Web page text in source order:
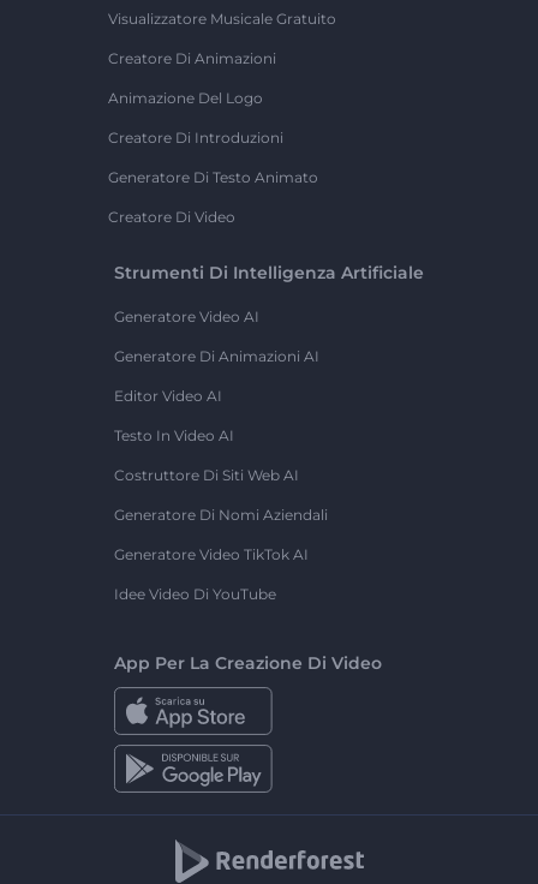
Visualizzatore Musicale Gratuito
Creatore Di Animazioni
Animazione Del Logo
Creatore Di Introduzioni
Generatore Di Testo Animato
Creatore Di Video
Strumenti Di Intelligenza Artificiale
Generatore Video AI
Generatore Di Animazioni AI
Editor Video AI
Testo In Video AI
Costruttore Di Siti Web AI
Generatore Di Nomi Aziendali
Generatore Video TikTok AI
Idee Video Di YouTube
App Per La Creazione Di Video